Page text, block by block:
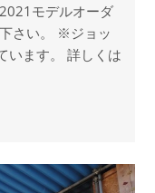
モデルオーダ
さい。 ※ジョッ
います。 詳しくは